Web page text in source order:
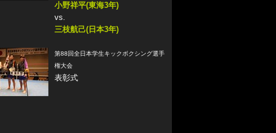
小野祥平(東海3年)
vs.
三枝航己(日本3年)
第88回全日本学生キックボクシング選手
権大会
表彰式